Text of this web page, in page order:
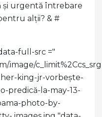
și urgentă întrebare
alții? & #
full-src ="
.image/
king-jr-vorbește-
predică-la-may-13-
photo-by-